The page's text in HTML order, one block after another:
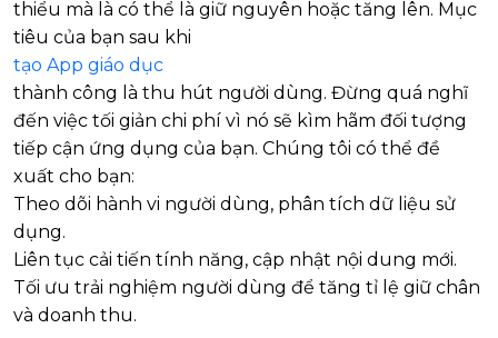
thiểu mà là có thể là giữ nguyên hoặc tăng lên. Mục
tiêu của bạn sau khi
tạo App giáo dục
thành công là thu hút người dùng. Đừng quá nghĩ
đến việc tối giản chi phí vì nó sẽ kìm hãm đối tượng
tiếp cận ứng dụng của bạn. Chúng tôi có thể đề
xuất cho bạn:
Theo dõi hành vi người dùng, phân tích dữ liệu sử
dụng.
Liên tục cải tiến tính năng, cập nhật nội dung mới.
Tối ưu trải nghiệm người dùng để tăng tỉ lệ giữ chân
và doanh thu.